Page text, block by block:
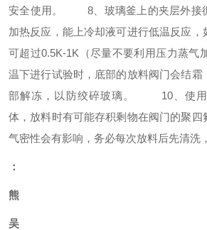
安全使用。 8、玻璃釜上的夹层外接
加热反应，能上冷却液可进行低温反应，
可超过0.5K-1K（尽量不要利用压力
温下进行试验时，底部的放料阀门会结霜
部解冻，以防绞碎玻璃。 10、使用
体，放料时有可能存积剩物在阀门的聚四
气密性会有影响，务必每次放料后先清洗
：
熊
吴